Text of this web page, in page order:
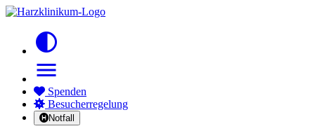
contrast
menu
Spenden
Besucherregelung
Notfall